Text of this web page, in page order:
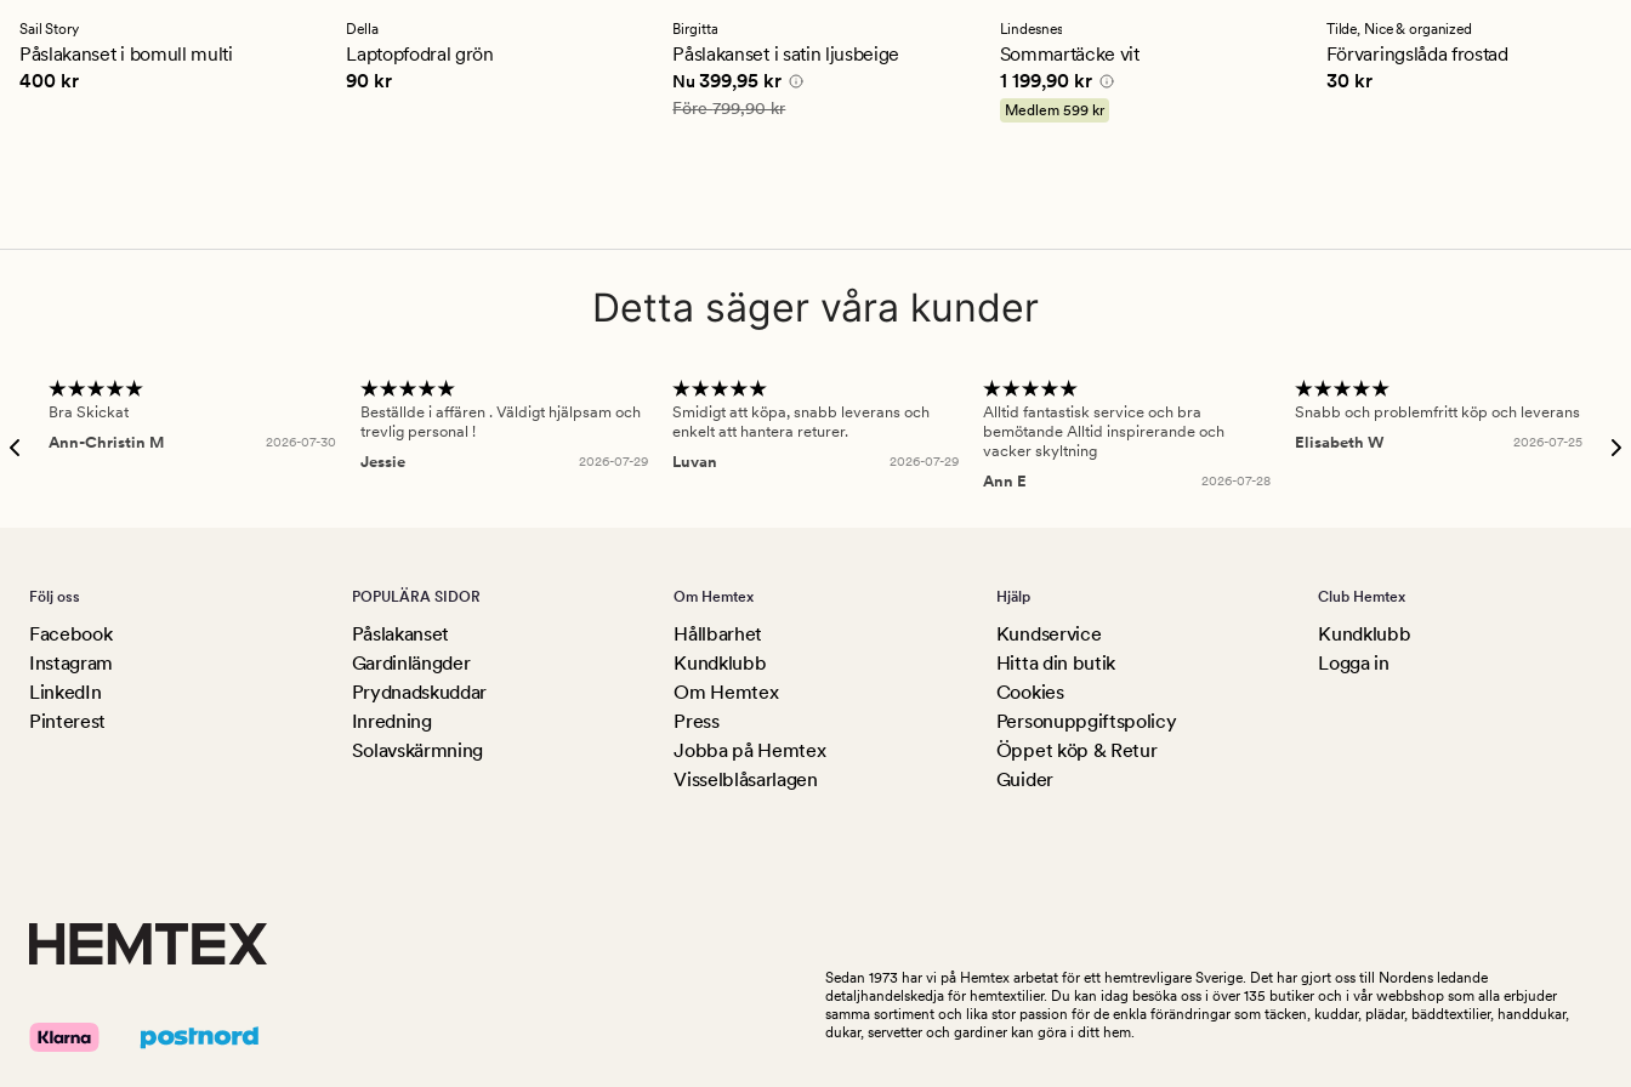
ett
genomsnittligt
betyg
på
Sail Story
Påslakanset i bomull multi
Pris 400 kr
400 kr
ett
genomsnittligt
betyg
på
Della
Laptopfodral grön
Pris 90 kr
90 kr
ett
genomsnittligt
betyg
på
4.5
Birgitta
Påslakanset i satin ljusbeige
Nuvarande pris
Nu 399,95 kr
Ordinarie pris 799,90 kr
Före799,90 kr
ett
genomsnittligt
betyg
på
4.5
Lindesnes
Sommartäcke vit
Pris 1 199,90 kr
1 199,90 kr
Medlem 599 kr
ett
genomsnittligt
betyg
på
Tilde, Nice & organized
Förvaringslåda frostad
Pris 30 kr
30 kr
Detta säger våra kunder
Bra Skickat
Ann-Christin M
2026-07-30
Beställde i affären . Väldigt hjälpsam och
trevlig personal !
Jessie
2026-07-29
Smidigt att köpa, snabb leverans och
enkelt att hantera returer.
Luvan
2026-07-29
Alltid fantastisk service och bra
bemötande Alltid inspirerande och
vacker skyltning
Ann E
2026-07-28
Snabb och problemfritt köp och leverans
Elisabeth W
2026-07-25
Följ oss
Facebook
Instagram
LinkedIn
Pinterest
POPULÄRA SIDOR
Påslakanset
Gardinlängder
Prydnadskuddar
Inredning
Solavskärmning
Om Hemtex
Hållbarhet
Kundklubb
Om Hemtex
Press
Jobba på Hemtex
Visselblåsarlagen
Hjälp
Kundservice
Hitta din butik
Cookies
Personuppgiftspolicy
Öppet köp & Retur
Guider
Club Hemtex
Kundklubb
Logga in
Sedan 1973 har vi på Hemtex arbetat för ett hemtrevligare Sverige. Det har gjort oss till Nordens ledande
detaljhandelskedja för hemtextilier. Du kan idag besöka oss i över 135 butiker och i vår webbshop som alla erbjuder
samma sortiment och lika stor passion för de enkla förändringar som täcken, kuddar, plädar, bäddtextilier, handdukar,
dukar, servetter och gardiner kan göra i ditt hem.